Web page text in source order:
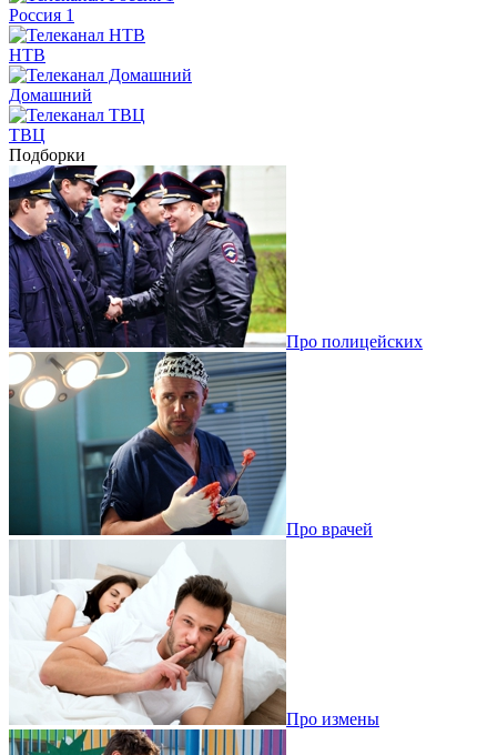
Россия 1
НТВ
Домашний
ТВЦ
Подборки
Про полицейских
Про врачей
Про измены